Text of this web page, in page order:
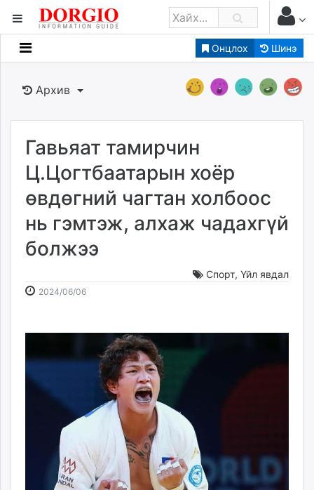
Онцлох Шинэ
Мэдээллийн
Банк санхүү
Бизнес ААН
Төрийн
dorgio.mn
Gogo.mn
news.mn
Baabar.mn
Livetv.mn
Eguur.mn
24tsag.mn
ergelt.mn
today.mn
Архив
Гавьяат тамирчин
Ц.Цогтбаатарын хоёр
өвдөгний чагтан холбоос
нь гэмтэж, алхаж чадахгүй
болжээ
Спорт, Үйл явдал
2024/06/062024-
10:17:18
2026-
17:36:57